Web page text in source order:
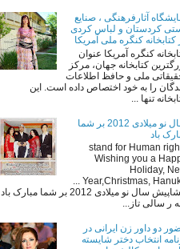
آثارفرهنگی ، صنایع
کردستان و لباس کردی
کتابخانه کنگره ملی آمریکا
کنگره آمریکا عنوان
کتابخانه جهان، مرکز
ملی و حافظ اطلاعات
را به خود اختصاص داده است. این
تنها ...
سال نو میلادی 2012 بر شما
باد
stand for Human
Wishing you a
Holiday,
Year,Christmas, Hanuka ...
پیشاپیش سال نو میلادی 2012 بر شما مبارک باد
ر سالی تاز...
دو داور زن ایرانی در
انتخاب دختر شایسته